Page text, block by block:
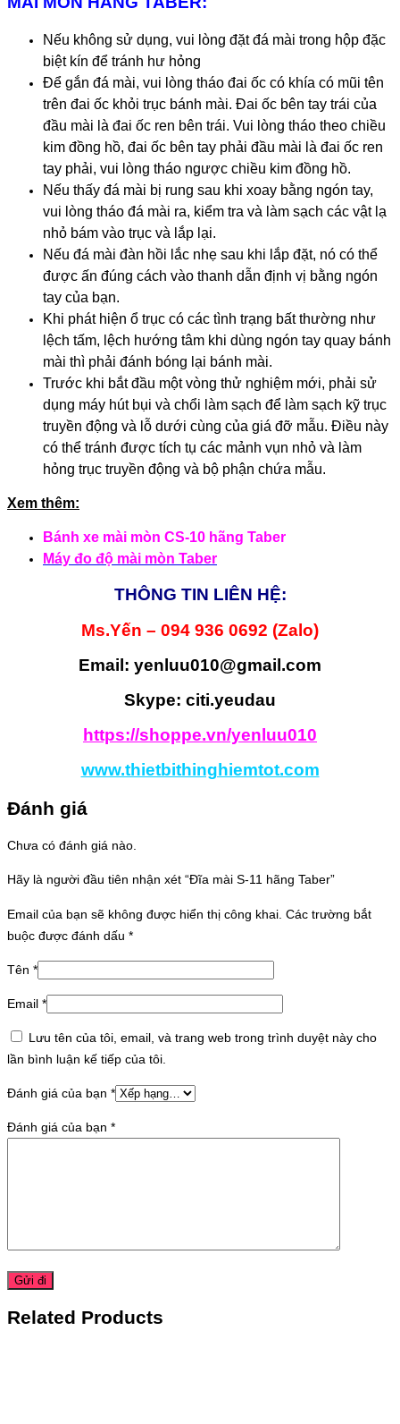
Nếu không sử dụng, vui lòng đặt đá mài trong hộp đặc
biệt kín để tránh hư hỏng
Để gắn đá mài, vui lòng tháo đai ốc có khía có mũi tên
trên đai ốc khỏi trục bánh mài. Đai ốc bên tay trái của
đầu mài là đai ốc ren bên trái. Vui lòng tháo theo chiều
kim đồng hồ, đai ốc bên tay phải đầu mài là đai ốc ren
tay phải, vui lòng tháo ngược chiều kim đồng hồ.
Nếu thấy đá mài bị rung sau khi xoay bằng ngón tay,
vui lòng tháo đá mài ra, kiểm tra và làm sạch các vật lạ
nhỏ bám vào trục và lắp lại.
Nếu đá mài đàn hồi lắc nhẹ sau khi lắp đặt, nó có thể
được ấn đúng cách vào thanh dẫn định vị bằng ngón
tay của bạn.
Khi phát hiện ổ trục có các tình trạng bất thường như
lệch tấm, lệch hướng tâm khi dùng ngón tay quay bánh
mài thì phải đánh bóng lại bánh mài.
Trước khi bắt đầu một vòng thử nghiệm mới, phải sử
dụng máy hút bụi và chổi làm sạch để làm sạch kỹ trục
truyền động và lỗ dưới cùng của giá đỡ mẫu. Điều này
có thể tránh được tích tụ các mảnh vụn nhỏ và làm
hỏng trục truyền động và bộ phận chứa mẫu.
Xem thêm:
Bánh xe mài mòn CS-10 hãng Taber
Máy đo độ mài mòn Taber
THÔNG TIN LIÊN HỆ:
Ms.Yến – 094 936 0692 (Zalo)
Email: yenluu010@gmail.com
Skype: citi.yeudau
https://shoppe.vn/yenluu010
www.thietbithinghiemtot.com
Đánh giá
Chưa có đánh giá nào.
Hãy là người đầu tiên nhận xét “Đĩa mài S-11 hãng Taber”
Email của bạn sẽ không được hiển thị công khai. Các trường bắt
buộc được đánh dấu *
Tên *
Email *
Lưu tên của tôi, email, và trang web trong trình duyệt này cho
lần bình luận kế tiếp của tôi.
Đánh giá của bạn *
Đánh giá của bạn *
Related Products